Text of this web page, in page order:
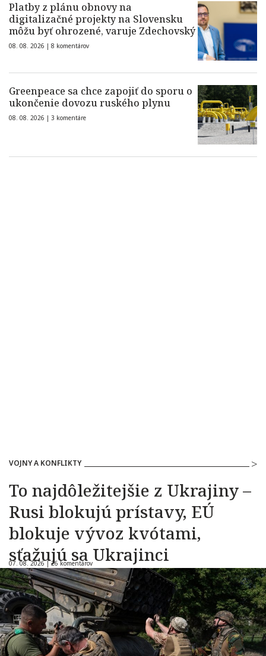
Platby z plánu obnovy na
digitalizačné projekty na Slovensku
môžu byť ohrozené, varuje Zdechovský
08. 08. 2026 | 8 komentárov
Greenpeace sa chce zapojiť do sporu o
ukončenie dovozu ruského plynu
08. 08. 2026 | 3 komentáre
VOJNY A KONFLIKTY
To najdôležitejšie z Ukrajiny –
Rusi blokujú prístavy, EÚ
blokuje vývoz kvótami,
sťažujú sa Ukrajinci
07. 08. 2026 |26 komentárov